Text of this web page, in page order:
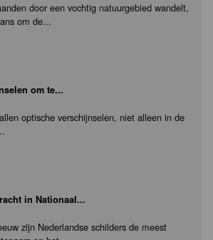
door een vochtig natuurgebied wandelt,
om de...
om te...
optische verschijnselen, niet alleen in de
in Nationaal...
zijn Nederlandse schilders de meest